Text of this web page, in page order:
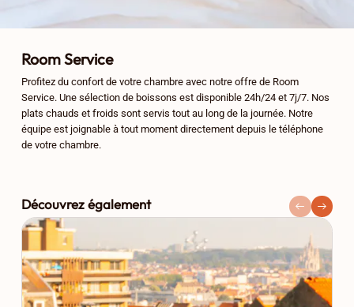
Room Service
Profitez du confort de votre chambre avec notre offre de Room
Service. Une sélection de boissons est disponible 24h/24 et 7j/7. Nos
plats chauds et froids sont servis tout au long de la journée. Notre
équipe est joignable à tout moment directement depuis le téléphone
de votre chambre.
Découvrez également